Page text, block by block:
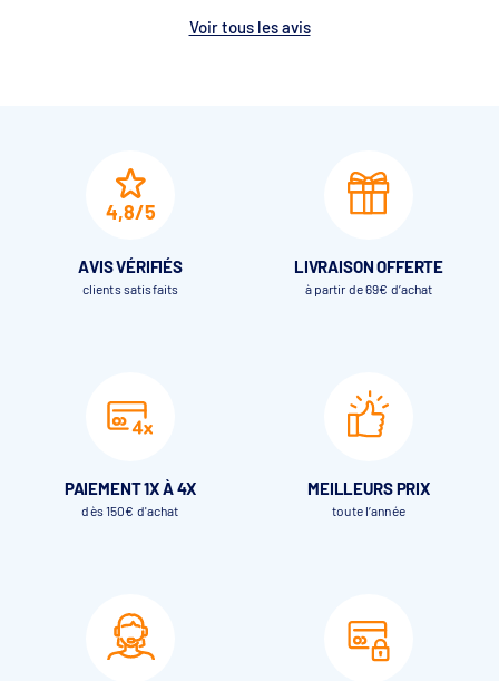
Voir tous les avis
4,8/5
AVIS VÉRIFIÉS
clients satisfaits
LIVRAISON OFFERTE
à partir de 69€ d’achat
PAIEMENT 1X À 4X
dès 150€ d'achat
MEILLEURS PRIX
toute l’année